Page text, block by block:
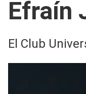
Efraín
El Club